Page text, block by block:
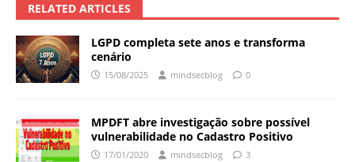
RELATED ARTICLES
LGPD completa sete anos e transforma
cenário
15/08/2025 mindsecblog 0
MPDFT abre investigação sobre possível
vulnerabilidade no Cadastro Positivo
17/01/2020 mindsecblog 3